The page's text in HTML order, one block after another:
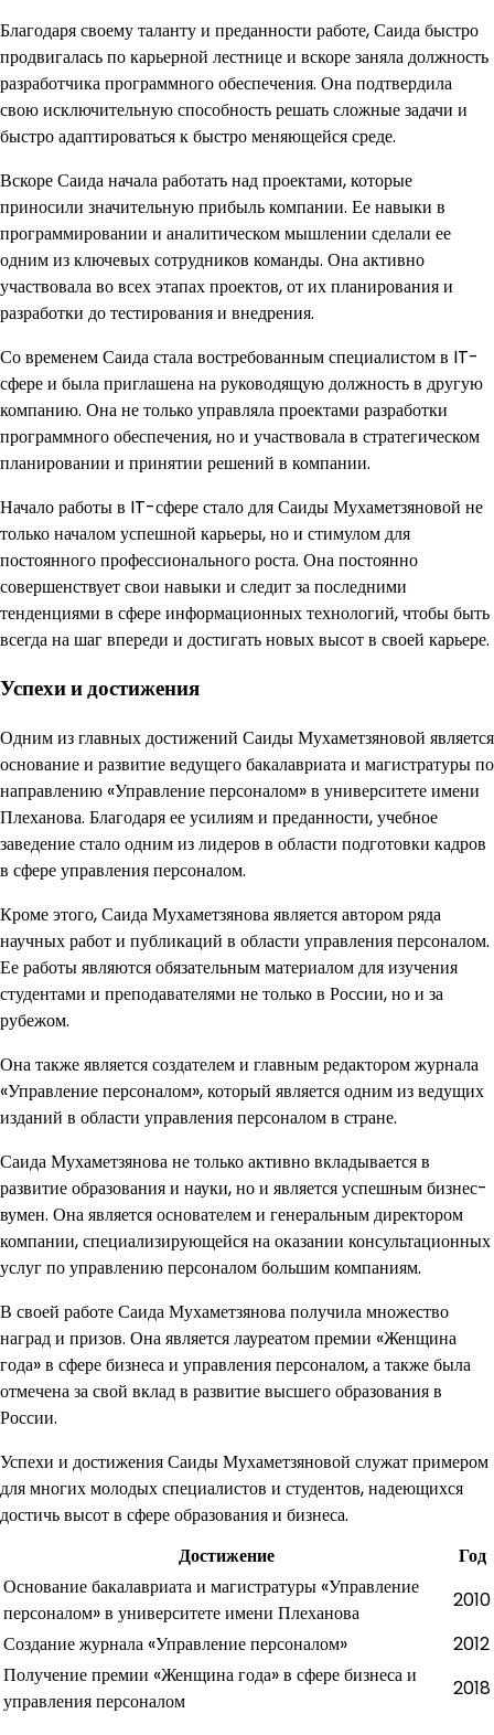
Благодаря своему таланту и преданности работе, Саида быстро
продвигалась по карьерной лестнице и вскоре заняла должность
разработчика программного обеспечения. Она подтвердила
свою исключительную способность решать сложные задачи и
быстро адаптироваться к быстро меняющейся среде.
Вскоре Саида начала работать над проектами, которые
приносили значительную прибыль компании. Ее навыки в
программировании и аналитическом мышлении сделали ее
одним из ключевых сотрудников команды. Она активно
участвовала во всех этапах проектов, от их планирования и
разработки до тестирования и внедрения.
Со временем Саида стала востребованным специалистом в IT-
сфере и была приглашена на руководящую должность в другую
компанию. Она не только управляла проектами разработки
программного обеспечения, но и участвовала в стратегическом
планировании и принятии решений в компании.
Начало работы в IT-сфере стало для Саиды Мухаметзяновой не
только началом успешной карьеры, но и стимулом для
постоянного профессионального роста. Она постоянно
совершенствует свои навыки и следит за последними
тенденциями в сфере информационных технологий, чтобы быть
всегда на шаг впереди и достигать новых высот в своей карьере.
Успехи и достижения
Одним из главных достижений Саиды Мухаметзяновой является
основание и развитие ведущего бакалавриата и магистратуры по
направлению «Управление персоналом» в университете имени
Плеханова. Благодаря ее усилиям и преданности, учебное
заведение стало одним из лидеров в области подготовки кадров
в сфере управления персоналом.
Кроме этого, Саида Мухаметзянова является автором ряда
научных работ и публикаций в области управления персоналом.
Ее работы являются обязательным материалом для изучения
студентами и преподавателями не только в России, но и за
рубежом.
Она также является создателем и главным редактором журнала
«Управление персоналом», который является одним из ведущих
изданий в области управления персоналом в стране.
Саида Мухаметзянова не только активно вкладывается в
развитие образования и науки, но и является успешным бизнес-
вумен. Она является основателем и генеральным директором
компании, специализирующейся на оказании консультационных
услуг по управлению персоналом большим компаниям.
В своей работе Саида Мухаметзянова получила множество
наград и призов. Она является лауреатом премии «Женщина
года» в сфере бизнеса и управления персоналом, а также была
отмечена за свой вклад в развитие высшего образования в
России.
Успехи и достижения Саиды Мухаметзяновой служат примером
для многих молодых специалистов и студентов, надеющихся
достичь высот в сфере образования и бизнеса.
Достижение
Год
Основание бакалавриата и магистратуры «Управление
персоналом» в университете имени Плеханова
2010
Создание журнала «Управление персоналом»
2012
Получение премии «Женщина года» в сфере бизнеса и
управления персоналом
2018